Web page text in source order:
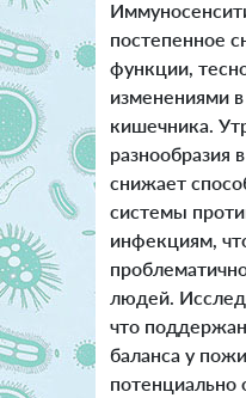
постепенное
функции,
изменениями
кишечника.
разнообразия
снижает
системы
инфекциям,
людей.
что
баланса у
потенциально